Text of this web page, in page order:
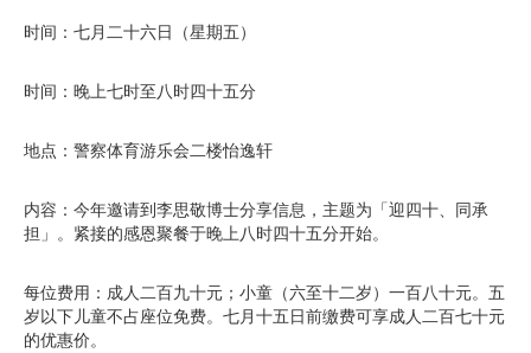
时间：七月二十六日（星期五）
时间：晚上七时至八时四十五分
地点：警察体育游乐会二楼怡逸轩
内容：今年邀请到李思敬博士分享信息，主题为「迎四十、同承
担」。紧接的感恩聚餐于晚上八时四十五分开始。
每位费用：成人二百九十元；小童（六至十二岁）一百八十元。五
岁以下儿童不占座位免费。七月十五日前缴费可享成人二百七十元
的优惠价。